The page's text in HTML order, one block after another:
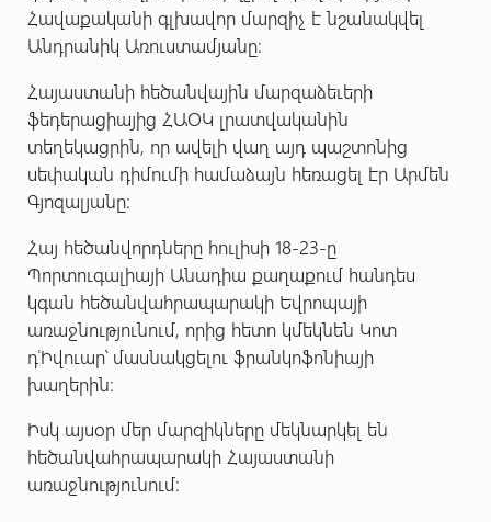
Հավաքականի գլխավոր մարզիչ է նշանակվել
Անդրանիկ Առուստամյանը։
Հայաստանի հեծանվային մարզաձեւերի
ֆեդերացիայից ՀԱՕԿ լրատվականին
տեղեկացրին, որ ավելի վաղ այդ պաշտոնից
սեփական դիմումի համաձայն հեռացել էր Արմեն
Գյոզալյանը։
Հայ հեծանվորդները հուլիսի 18-23-ը
Պորտուգալիայի Անադիա քաղաքում հանդես
կգան հեծանվահրապարակի Եվրոպայի
առաջնությունում, որից հետո կմեկնեն Կոտ
դՙԻվուար՝ մասնակցելու ֆրանկոֆոնիայի
խաղերին։
Իսկ այսօր մեր մարզիկները մեկնարկել են
հեծանվահրապարակի Հայաստանի
առաջնությունում։